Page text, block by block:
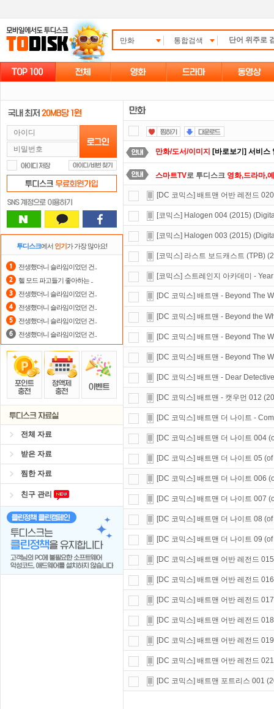
만화 통합검색
투디스크에서 인기가 가장 많아요!
전생했더니 슬라임이었던 건..
헬 모드 파고들기 좋아하는 ..
전생했더니 슬라임이었던 건..
전생했더니 슬라임이었던 건..
전생했더니 슬라임이었던 건..
전생했더니 슬라임이었던 건..
전체 자료
받은 자료
찜한 자료
친구 관리
만화/도서/이미지 [바로보기] 서비스
스마트TV로 투디스크 영화,드라마,
정액제할인쿠폰 사용방법안내
자녀보호기능으로 가족과 함께 투
숨어있는 카드 마일리지 조회하고
댓글만 잘써도무료 포인트를 드립
요즘 뭐가 재밌지?고민되면 눌러봐!
포인트할인쿠폰 사용방법안내
[DC 코믹스] 배트맨 어반 레전드
[코믹스] Halogen 004 (2015)
[코믹스] Halogen 003 (2015)
[코믹스] 라스트 보드캐스트 (TPB)
[코믹스] 스트레인지 아카데미 -
[DC 코믹스] 배트맨 - Beyond The
[DC 코믹스] 배트맨 - Beyond the
[DC 코믹스] 배트맨 - Beyond The
[DC 코믹스] 배트맨 - Beyond The
[DC 코믹스] 배트맨 - Dear
[DC 코믹스] 배트맨 - 캣우먼 012
[DC 코믹스] 배트맨 더 나이트 -
[DC 코믹스] 배트맨 더 나이트 004
[DC 코믹스] 배트맨 더 나이트 05
[DC 코믹스] 배트맨 더 나이트 006
[DC 코믹스] 배트맨 더 나이트 007
[DC 코믹스] 배트맨 더 나이트 08
[DC 코믹스] 배트맨 더 나이트 09
[DC 코믹스] 배트맨 어반 레전드
[DC 코믹스] 배트맨 어반 레전드
[DC 코믹스] 배트맨 어반 레전드
[DC 코믹스] 배트맨 어반 레전드
[DC 코믹스] 배트맨 어반 레전드
[DC 코믹스] 배트맨 어반 레전드
[DC 코믹스] 배트맨 포트리스 001